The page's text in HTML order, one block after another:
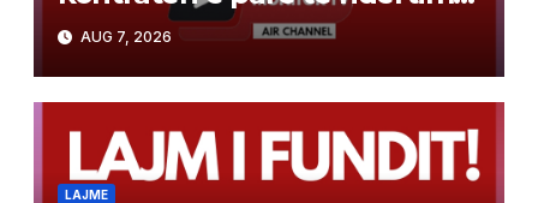
në Gazë
AUG 7, 2026
LAJME